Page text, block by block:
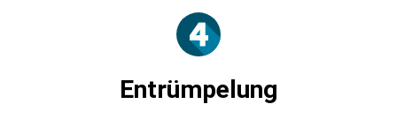
Entrümpelung